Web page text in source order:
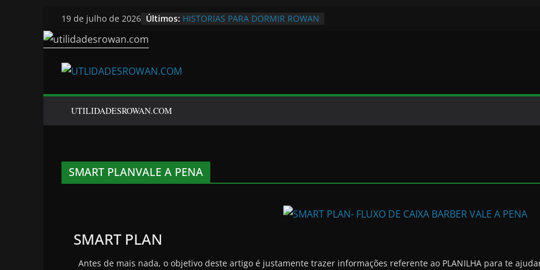
Pular
para
o
conteúdo
19 de julho de 2026 Últimos: HISTORIAS PARA DORMIR ROWAN
UTILIDADESROWAN.COM
SMART PLANVALE A PENA
SMART PLAN
Antes de mais nada, o objetivo deste artigo é justamente trazer informações referente ao PLANILHA para te